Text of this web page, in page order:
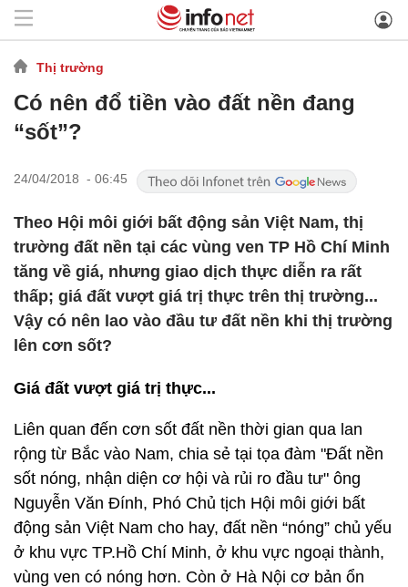
Thị trường
Có nên đổ tiền vào đất nền đang
“sốt”?
24/04/2018 - 06:45
Theo Hội môi giới bất động sản Việt Nam, thị
trường đất nền tại các vùng ven TP Hồ Chí Minh
tăng về giá, nhưng giao dịch thực diễn ra rất
thấp; giá đất vượt giá trị thực trên thị trường...
Vậy có nên lao vào đầu tư đất nền khi thị trường
lên cơn sốt?
Giá đất vượt giá trị thực...
Liên quan đến cơn sốt đất nền thời gian qua lan
rộng từ Bắc vào Nam, chia sẻ tại tọa đàm "Đất nền
sốt nóng, nhận diện cơ hội và rủi ro đầu tư" ông
Nguyễn Văn Đính, Phó Chủ tịch Hội môi giới bất
động sản Việt Nam cho hay, đất nền “nóng” chủ yếu
ở khu vực TP.Hồ Chí Minh, ở khu vực ngoại thành,
vùng ven có nóng hơn. Còn ở Hà Nội cơ bản ổn